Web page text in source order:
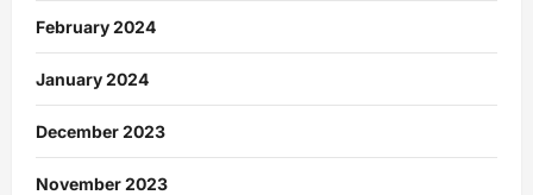
February 2024
January 2024
December 2023
November 2023